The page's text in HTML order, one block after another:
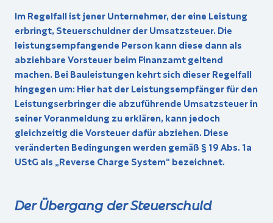
Im Regelfall ist jener Unternehmer, der eine Leistung
erbringt, Steuerschuldner der Umsatzsteuer. Die
leistungsempfangende Person kann diese dann als
abziehbare Vorsteuer beim Finanzamt geltend
machen. Bei Bauleistungen kehrt sich dieser Regelfall
hingegen um: Hier hat der Leistungsempfänger für den
Leistungserbringer die abzuführende Umsatzsteuer in
seiner Voranmeldung zu erklären, kann jedoch
gleichzeitig die Vorsteuer dafür abziehen. Diese
veränderten Bedingungen werden gemäß § 19 Abs. 1a
UStG als „Reverse Charge System“ bezeichnet.
Der Übergang der Steuerschuld